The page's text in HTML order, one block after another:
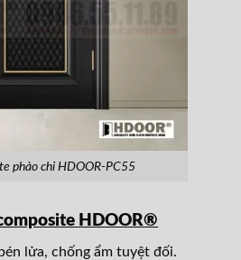
phào chỉ HDOOR-PC55
HDOOR®
lửa, chống ẩm tuyệt đối.